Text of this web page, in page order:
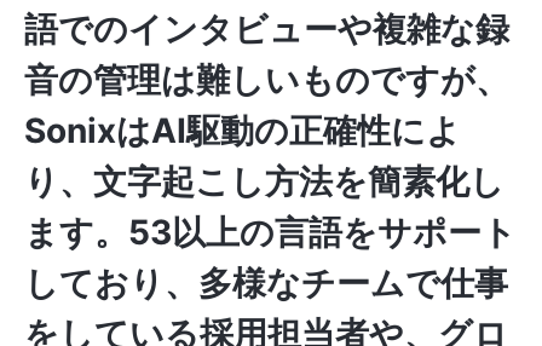
語でのインタビューや複雑な録
音の管理は難しいものですが、
SonixはAI駆動の正確性によ
り、文字起こし方法を簡素化し
ます。53以上の言語をサポート
しており、多様なチームで仕事
をしている採用担当者や、グロ